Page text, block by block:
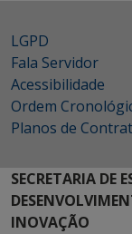
LGPD
Fala Servidor
Acessibilidade
Ordem
Planos de
SECRETARIA DE
INOVAÇÃO